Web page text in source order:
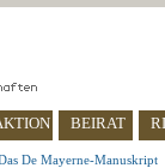
BEIRAT
De Mayerne-Manuskript